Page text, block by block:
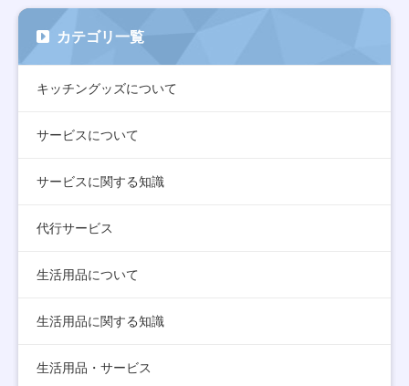
カテゴリ一覧
キッチングッズについて
サービスについて
サービスに関する知識
代行サービス
生活用品について
生活用品に関する知識
生活用品・サービス